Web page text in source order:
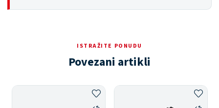
ISTRAŽITE PONUDU
Povezani artikli